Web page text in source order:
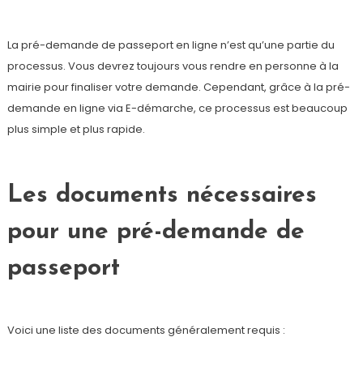
La pré-demande de passeport en ligne n’est qu’une partie du
processus. Vous devrez toujours vous rendre en personne à la
mairie pour finaliser votre demande. Cependant, grâce à la pré-
demande en ligne via E-démarche, ce processus est beaucoup
plus simple et plus rapide.
Les documents nécessaires
pour une pré-demande de
passeport
Voici une liste des documents généralement requis :